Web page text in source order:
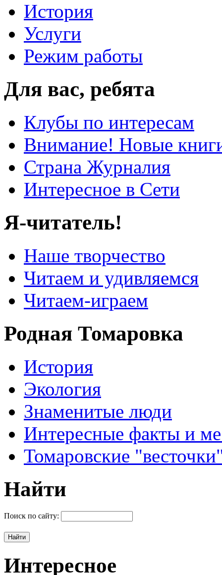
История
Услуги
Режим работы
Для вас, ребята
Клубы по интересам
Внимание! Новые
Страна Журналия
Интересное в Сети
Я-читатель!
Наше творчество
Читаем и удивляемся
Читаем-играем
Родная Томаровка
История
Экология
Знаменитые люди
Интересные факты и
Томаровские
Найти
Поиск по сайту:
Интересное